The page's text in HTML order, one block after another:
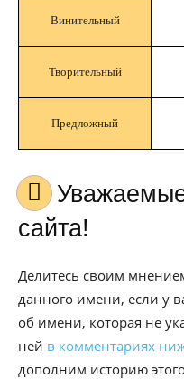
Винительный
Творительный
Предложный
Уважаемые гости нашего
сайта!
Делитесь своим
данного имени, если у
об имени, которая не
ней в комментариях
дополним историю